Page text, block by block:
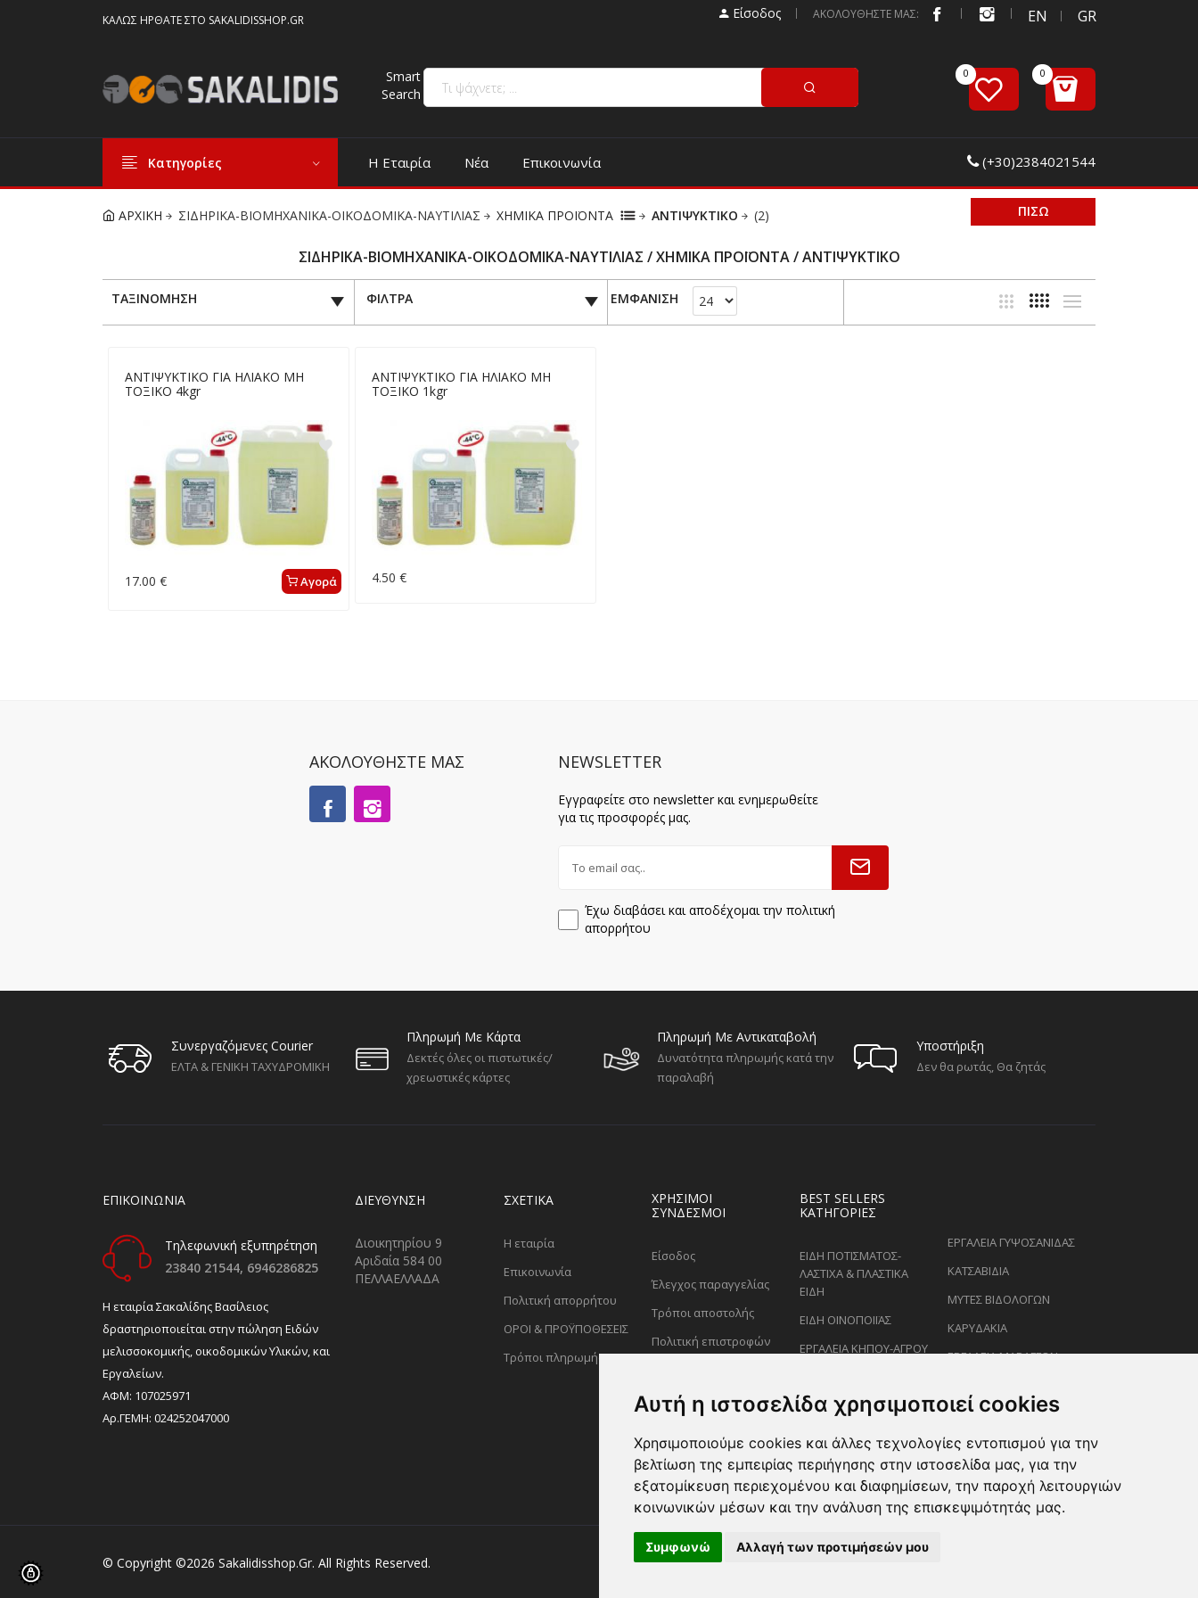
Αυτή η ιστοσελίδα χρησιμοποιεί cookies
Χρησιμοποιούμε cookies και άλλες τεχνολογίες εντοπισμού για την
βελτίωση της εμπειρίας περιήγησης στην ιστοσελίδα μας, για την
εξατομίκευση περιεχομένου και διαφημίσεων, την παροχή λειτουργιών
κοινωνικών μέσων και την ανάλυση της επισκεψιμότητάς μας.
Συμφωνώ Αλλαγή των προτιμήσεών μου
ΚΑΛΏΣ ΉΡΘΑΤΕ ΣΤΟ SAKALIDISSHOP.GR Είσοδος ΑΚΟΛΟΥΘΗΣΤΕ ΜΑΣ: EN GR
Smart
Search
Κατηγορίες Η Εταιρία Νέα Επικοινωνία (+30)2384021544
ΑΡΧΙΚΗ ΣΙΔΗΡΙΚΑ-ΒΙΟΜΗΧΑΝΙΚΑ-ΟΙΚΟΔΟΜΙΚΑ-ΝΑΥΤΙΛΙΑΣ ΧΗΜΙΚΑ ΠΡΟΪΟΝΤΑ ΑΝΤΙΨΥΚΤΙΚΟ (2) ΠΙΣΩ
ΣΙΔΗΡΙΚΑ-ΒΙΟΜΗΧΑΝΙΚΑ-ΟΙΚΟΔΟΜΙΚΑ-ΝΑΥΤΙΛΙΑΣ / ΧΗΜΙΚΑ ΠΡΟΪΟΝΤΑ / ΑΝΤΙΨΥΚΤΙΚΟ
ΤΑΞΙΝΟΜΗΣΗ ΦΙΛΤΡΑ ΕΜΦΑΝΙΣΗ
ΑΝΤΙΨΥΚΤΙΚΟ ΓΙΑ ΗΛΙΑΚΟ ΜΗ
ΤΟΞΙΚΟ 4kgr
17.00 € Αγορά
ΑΝΤΙΨΥΚΤΙΚΟ ΓΙΑ ΗΛΙΑΚΟ ΜΗ
ΤΟΞΙΚΟ 1kgr
4.50 €
ΑΚΟΛΟΥΘΗΣΤΕ ΜΑΣ NEWSLETTER
Εγγραφείτε στο newsletter και ενημερωθείτε
για τις προσφορές μας.
Έχω διαβάσει και αποδέχομαι την πολιτική
απορρήτου
Συνεργαζόμενες Courier
ΕΛΤΑ & ΓΕΝΙΚΗ ΤΑΧΥΔΡΟΜΙΚΗ
Πληρωμή Με Κάρτα
Δεκτές όλες οι πιστωτικές/
χρεωστικές κάρτες
Πληρωμή Με Αντικαταβολή
Δυνατότητα πληρωμής κατά την
παραλαβή
Υποστήριξη
Δεν θα ρωτάς, Θα ζητάς
ΕΠΙΚΟΙΝΩΝΙΑ
Τηλεφωνική εξυπηρέτηση
23840 21544, 6946286825
H εταιρία Σακαλίδης Βασίλειος
δραστηριοποιείται στην πώληση Ειδών
μελισσοκομικής, οικοδομικών Υλικών, και
Εργαλείων.
ΑΦΜ: 107025971
Αρ.ΓΕΜΗ: 024252047000
ΔΙΕΎΘΥΝΣΗ
Διοικητηρίου 9
Αριδαία 584 00
ΠΕΛΛΑΕΛΛΑΔΑ
ΣΧΕΤΙΚΑ
Η εταιρία
Επικοινωνία
Πολιτική απορρήτου
ΟΡΟΙ & ΠΡΟΫΠΟΘΕΣΕΙΣ
Τρόποι πληρωμής
ΧΡΗΣΙΜΟΙ
ΣΥΝΔΕΣΜΟΙ
Είσοδος
Έλεγχος παραγγελίας
Τρόποι αποστολής
Πολιτική επιστροφών
BEST SELLERS
ΚΑΤΗΓΟΡΊΕΣ
ΕΙΔΗ ΠΟΤΙΣΜΑΤΟΣ-
ΛΑΣΤΙΧΑ & ΠΛΑΣΤΙΚΑ
ΕΙΔΗ
ΕΙΔΗ ΟΙΝΟΠΟΙΪΑΣ
ΕΡΓΑΛΕΙΑ ΚΗΠΟΥ-ΑΓΡΟΥ
ΡΑΝΤΙΣΜΑΤΟΣ
ΨΑΛΙΔΙΑ ΚΛΑΔΕΜΑΤΟΣ
ΕΡΓΑΛΕΙΑ ΓΥΨΟΣΑΝΙΔΑΣ
ΚΑΤΣΑΒΙΔΙΑ
ΜΥΤΕΣ ΒΙΔΟΛΟΓΩΝ
ΚΑΡΥΔΑΚΙΑ
ΕΡΓΑΛΕΙΑ ΜΑΡΑΓΓΩΝ
© Copyright ©2026 Sakalidisshop.gr. All Rights Reserved.